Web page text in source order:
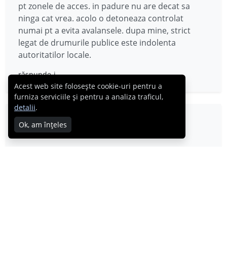
pt zonele de acces. in padure nu are decat sa
ninga cat vrea. acolo o detoneaza controlat
numai pt a evita avalansele. dupa mine, strict
legat de drumurile publice este indolenta
autoritatilor locale.
răspunde-i
Marmotica
13.02.2012
Acest web site folosește cookie-uri pentru a
furniza serviciile și pentru a analiza traficul,
detalii.
Ok, am înțeles